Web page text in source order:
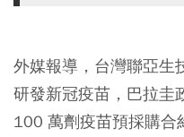
外媒報導，台灣聯亞生
研發新冠疫苗，巴拉圭
100 萬劑疫苗預採購合